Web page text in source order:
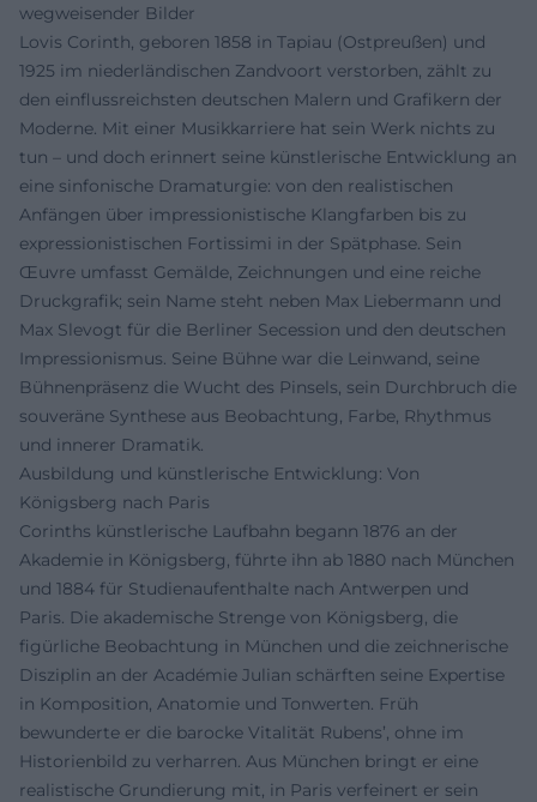
wegweisender Bilder
Lovis Corinth, geboren 1858 in Tapiau (Ostpreußen) und
1925 im niederländischen Zandvoort verstorben, zählt zu
den einflussreichsten deutschen Malern und Grafikern der
Moderne. Mit einer Musikkarriere hat sein Werk nichts zu
tun – und doch erinnert seine künstlerische Entwicklung an
eine sinfonische Dramaturgie: von den realistischen
Anfängen über impressionistische Klangfarben bis zu
expressionistischen Fortissimi in der Spätphase. Sein
Œuvre umfasst Gemälde, Zeichnungen und eine reiche
Druckgrafik; sein Name steht neben Max Liebermann und
Max Slevogt für die Berliner Secession und den deutschen
Impressionismus. Seine Bühne war die Leinwand, seine
Bühnenpräsenz die Wucht des Pinsels, sein Durchbruch die
souveräne Synthese aus Beobachtung, Farbe, Rhythmus
und innerer Dramatik.
Ausbildung und künstlerische Entwicklung: Von
Königsberg nach Paris
Corinths künstlerische Laufbahn begann 1876 an der
Akademie in Königsberg, führte ihn ab 1880 nach München
und 1884 für Studienaufenthalte nach Antwerpen und
Paris. Die akademische Strenge von Königsberg, die
figürliche Beobachtung in München und die zeichnerische
Disziplin an der Académie Julian schärften seine Expertise
in Komposition, Anatomie und Tonwerten. Früh
bewunderte er die barocke Vitalität Rubens’, ohne im
Historienbild zu verharren. Aus München bringt er eine
realistische Grundierung mit, in Paris verfeinert er sein